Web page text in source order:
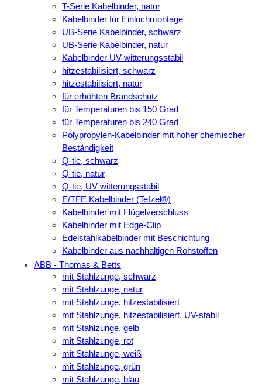
T-Serie Kabelbinder, natur
Kabelbinder für Einlochmontage
UB-Serie Kabelbinder, schwarz
UB-Serie Kabelbinder, natur
Kabelbinder UV-witterungsstabil
hitzestabilisiert, schwarz
hitzestabilisiert, natur
für erhöhten Brandschutz
für Temperaturen bis 150 Grad
für Temperaturen bis 240 Grad
Polypropylen-Kabelbinder mit hoher chemischer
Beständigkeit
Q-tie, schwarz
Q-tie, natur
Q-tie, UV-witterungsstabil
E/TFE Kabelbinder (Tefzel®)
Kabelbinder mit Flügelverschluss
Kabelbinder mit Edge-Clip
Edelstahlkabelbinder mit Beschichtung
Kabelbinder aus nachhaltigen Rohstoffen
ABB - Thomas & Betts
mit Stahlzunge, schwarz
mit Stahlzunge, natur
mit Stahlzunge, hitzestabilisiert
mit Stahlzunge, hitzestabilisiert, UV-stabil
mit Stahlzunge, gelb
mit Stahlzunge, rot
mit Stahlzunge, weiß
mit Stahlzunge, grün
mit Stahlzunge, blau